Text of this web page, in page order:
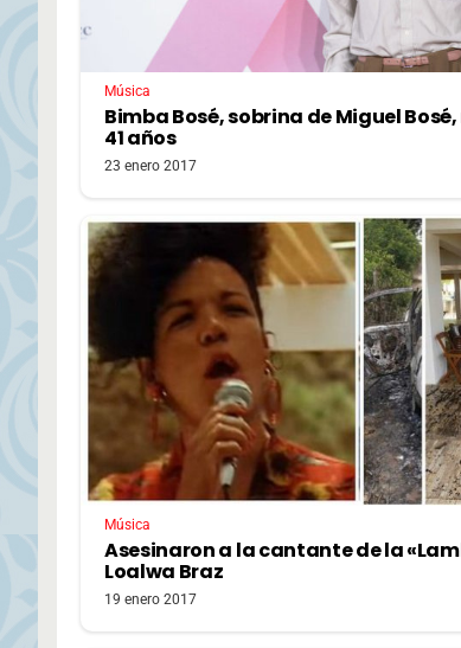
Música
Bimba Bosé, sobrina de Miguel
41 años
23 enero 2017
Música
Asesinaron a la cantante de la
Loalwa Braz
19 enero 2017